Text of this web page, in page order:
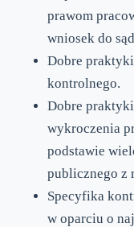
prawom
wniosek do
Dobre
kontrolnego.
Dobre
wykroczenia
podstawie
publicznego z
Specyfika
w oparciu o